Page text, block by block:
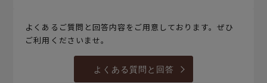
よくあるご質問と回答内容をご用意しております。ぜひ
ご利用くださいませ。
よくある質問と回答